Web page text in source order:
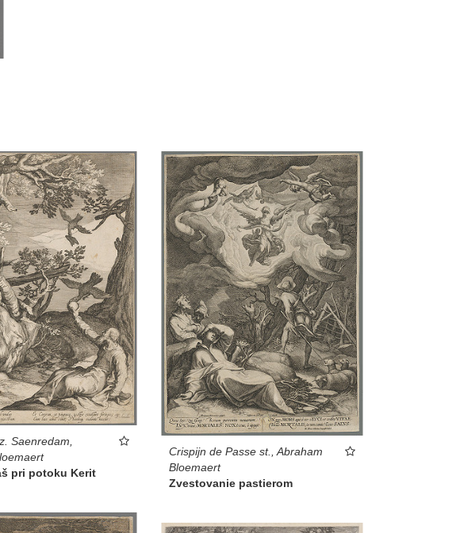
Saenredam,
pri potoku Kerit
Crispijn de Passe st., Abraham
Bloemaert
Zvestovanie pastierom